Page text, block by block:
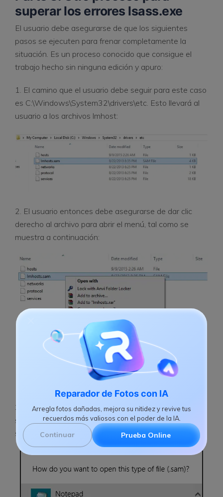
Reparador de Fotos con IA
Arregla fotos dañadas, mejora su nitidez y revive tus
recuerdos más valiosos con el poder de la IA.
Continuar Prueba Online
superar los errores lsass.exe
El usuario debe asegurarse de que los siguientes
pasos se ejecuten para frenar completamente la
situación. Es un proceso conocido que consigue el
trabajo hecho sin ninguna edición y apuro:
1. El camino que el usuario debe seguir para este caso
es C:\Windows\System32\drivers\etc. Esto llevará al
usuario a los archivos lmhost:
2. El usuario entonces debe asegurarse de dar clic
derecho al archivo para abrir el menú, tal como se
muestra a continuación:
3. Luego se abrirá el archivo. Si el sistema operativo
solicita el software de apertura, el usuario debe
seleccionar wordpad o bloc de notas: